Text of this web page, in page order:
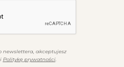
newslettera, akceptujesz
i Politykę prywatności.